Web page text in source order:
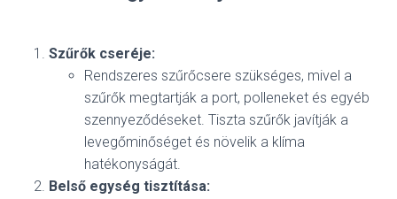
Szűrők cseréje:
Rendszeres szűrőcsere szükséges, mivel a
szűrők megtartják a port, polleneket és egyéb
szennyeződéseket. Tiszta szűrők javítják a
levegőminőséget és növelik a klíma
hatékonyságát.
Belső egység tisztítása: